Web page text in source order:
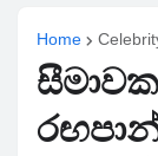
Home